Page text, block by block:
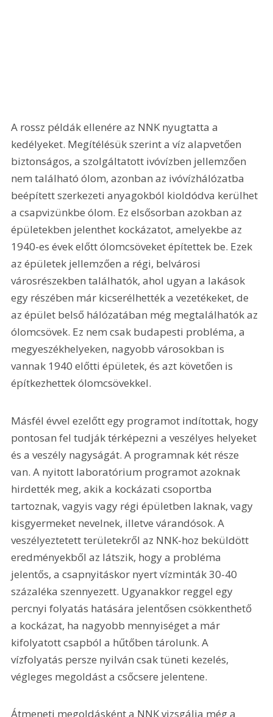
A rossz példák ellenére az NNK nyugtatta a
kedélyeket. Megítélésük szerint a víz alapvetően
biztonságos, a szolgáltatott ivóvízben jellemzően
nem található ólom, azonban az ivóvízhálózatba
beépített szerkezeti anyagokból kioldódva kerülhet
a csapvizünkbe ólom. Ez elsősorban azokban az
épületekben jelenthet kockázatot, amelyekbe az
1940-es évek előtt ólomcsöveket építettek be. Ezek
az épületek jellemzően a régi, belvárosi
városrészekben találhatók, ahol ugyan a lakások
egy részében már kicserélhették a vezetékeket, de
az épület belső hálózatában még megtalálhatók az
ólomcsövek. Ez nem csak budapesti probléma, a
megyeszékhelyeken, nagyobb városokban is
vannak 1940 előtti épületek, és azt követően is
építkezhettek ólomcsövekkel.
Másfél évvel ezelőtt egy programot indítottak, hogy
pontosan fel tudják térképezni a veszélyes helyeket
és a veszély nagyságát. A programnak két része
van. A nyitott laboratórium programot azoknak
hirdették meg, akik a kockázati csoportba
tartoznak, vagyis vagy régi épületben laknak, vagy
kisgyermeket nevelnek, illetve várandósok. A
veszélyeztetett területekről az NNK-hoz beküldött
eredményekből az látszik, hogy a probléma
jelentős, a csapnyitáskor nyert vízminták 30-40
százaléka szennyezett. Ugyanakkor reggel egy
percnyi folyatás hatására jelentősen csökkenthető
a kockázat, ha nagyobb mennyiséget a már
kifolyatott csapból a hűtőben tárolunk. A
vízfolyatás persze nyilván csak tüneti kezelés,
végleges megoldást a csőcsere jelentene.
Átmeneti megoldásként a NNK vizsgálja még a